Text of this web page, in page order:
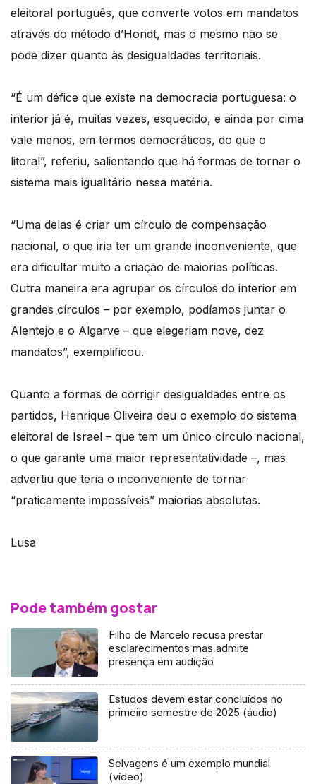
eleitoral português, que converte votos em mandatos
através do método d’Hondt, mas o mesmo não se
pode dizer quanto às desigualdades territoriais.
“É um défice que existe na democracia portuguesa: o
interior já é, muitas vezes, esquecido, e ainda por cima
vale menos, em termos democráticos, do que o
litoral”, referiu, salientando que há formas de tornar o
sistema mais igualitário nessa matéria.
“Uma delas é criar um círculo de compensação
nacional, o que iria ter um grande inconveniente, que
era dificultar muito a criação de maiorias políticas.
Outra maneira era agrupar os círculos do interior em
grandes círculos – por exemplo, podíamos juntar o
Alentejo e o Algarve – que elegeriam nove, dez
mandatos”, exemplificou.
Quanto a formas de corrigir desigualdades entre os
partidos, Henrique Oliveira deu o exemplo do sistema
eleitoral de Israel – que tem um único círculo nacional,
o que garante uma maior representatividade –, mas
advertiu que teria o inconveniente de tornar
“praticamente impossíveis” maiorias absolutas.
Lusa
Pode também gostar
Filho de Marcelo recusa prestar
esclarecimentos mas admite
presença em audição
Estudos devem estar concluídos no
primeiro semestre de 2025 (áudio)
Selvagens é um exemplo mundial
(vídeo)